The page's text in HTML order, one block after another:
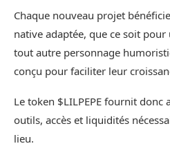
Chaque nouveau projet
native adaptée, que ce soit
tout autre personnage
conçu pour faciliter leur
Le token $LILPEPE fournit donc
outils, accès et liquidités
lieu.